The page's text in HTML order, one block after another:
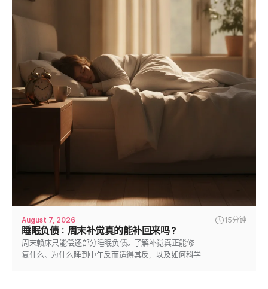
August 7, 2026 15分钟
睡眠负债：周末补觉真的能补回来吗？
周末赖床只能偿还部分睡眠负债。了解补觉真正能修
复什么、为什么睡到中午反而适得其反，以及如何科学